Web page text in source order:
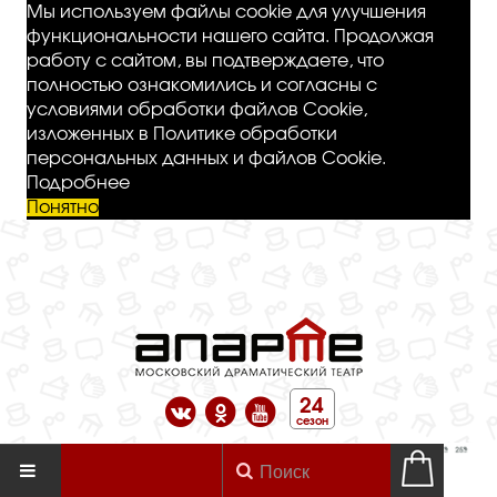
Мы используем файлы cookie для улучшения
функциональности нашего сайта. Продолжая
работу с сайтом, вы подтверждаете, что
полностью ознакомились и согласны с
условиями обработки файлов Cookie,
изложенных в Политике обработки
персональных данных и файлов Cookie.
Подробнее
Понятно
24
сезон